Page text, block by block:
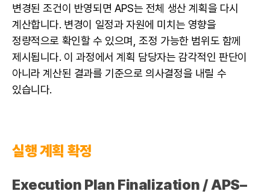
변경된 조건이 반영되면 APS는 전체 생산 계획을 다시
계산합니다. 변경이 일정과 자원에 미치는 영향을
정량적으로 확인할 수 있으며, 조정 가능한 범위도 함께
제시됩니다. 이 과정에서 계획 담당자는 감각적인 판단이
아니라 계산된 결과를 기준으로 의사결정을 내릴 수
있습니다.
실행 계획 확정
Execution Plan Finalization / APS–